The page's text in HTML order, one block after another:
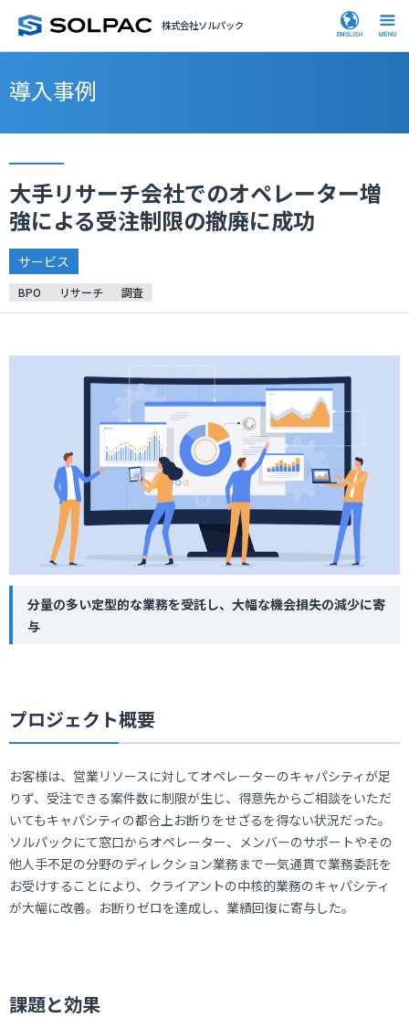
株式会社ソルパック
導入事例
大手リサーチ会社でのオペレーター増
強による受注制限の撤廃に成功
サービス
BPO リサーチ 調査
分量の多い定型的な業務を受託し、大幅な機会損失の減少に寄
与
プロジェクト概要
お客様は、営業リソースに対してオペレーターのキャパシティが足
りず、受注できる案件数に制限が生じ、得意先からご相談をいただ
いてもキャパシティの都合上お断りをせざるを得ない状況だった。
ソルパックにて窓口からオペレーター、メンバーのサポートやその
他人手不足の分野のディレクション業務まで一気通貫で業務委託を
お受けすることにより、クライアントの中核的業務のキャパシティ
が大幅に改善。お断りゼロを達成し、業績回復に寄与した。
課題と効果